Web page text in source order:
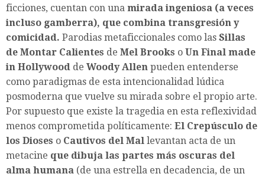
ficciones, cuentan con una mirada ingeniosa (a veces
incluso gamberra), que combina transgresión y
comicidad. Parodias metaficcionales como las Sillas
de Montar Calientes de Mel Brooks o Un Final made
in Hollywood de Woody Allen pueden entenderse
como paradigmas de esta intencionalidad lúdica
posmoderna que vuelve su mirada sobre el propio arte.
Por supuesto que existe la tragedia en esta reflexividad
menos comprometida políticamente: El Crepúsculo de
los Dioses o Cautivos del Mal levantan acta de un
metacine que dibuja las partes más oscuras del
alma humana (de una estrella en decadencia, de un